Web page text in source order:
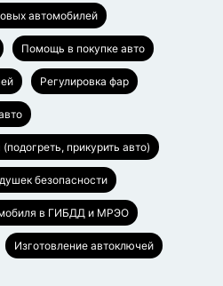
автомобилей
Помощь в покупке авто
Регулировка фар
прикурить авто)
безопасности
в ГИБДД и МРЭО
Изготовление автоключей